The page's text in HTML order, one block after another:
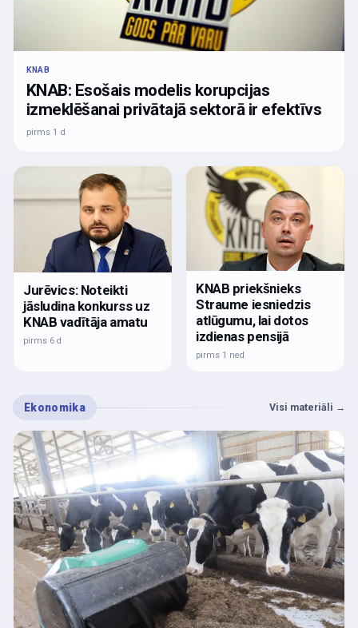
KNAB
KNAB: Esošais modelis korupcijas
izmeklēšanai privātajā sektorā ir efektīvs
pirms 1 d
Jurēvics: Noteikti
jāsludina konkurss uz
KNAB vadītāja amatu
pirms 6 d
KNAB priekšnieks
Straume iesniedzis
atlūgumu, lai dotos
izdienas pensijā
pirms 1 ned
Ekonomika Visi materiāli →